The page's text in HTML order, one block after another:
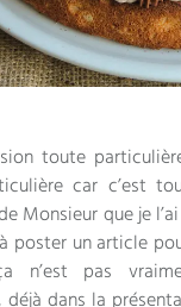
toute
car c’est
Monsieur que je
poster un article
n’est pas
déjà dans la